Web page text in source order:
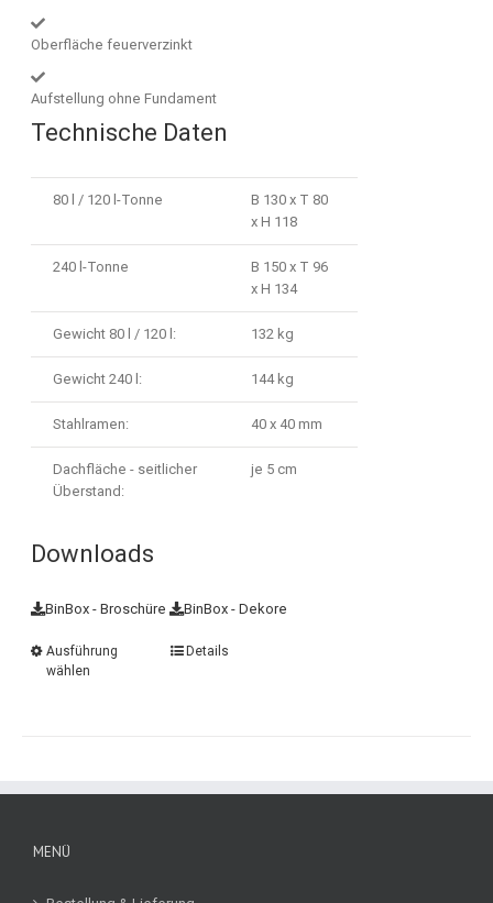
Oberfläche feuerverzinkt
Aufstellung ohne Fundament
Technische Daten
80 l / 120 l-Tonne
B 130 x T 80
x H 118
240 l-Tonne
B 150 x T 96
x H 134
Gewicht 80 l / 120 l: 132 kg
Gewicht 240 l: 144 kg
Stahlramen: 40 x 40 mm
Dachfläche - seitlicher
Überstand:
je 5 cm
Downloads
BinBox - Broschüre BinBox - Dekore
Ausführung
wählen
Details
MENÜ